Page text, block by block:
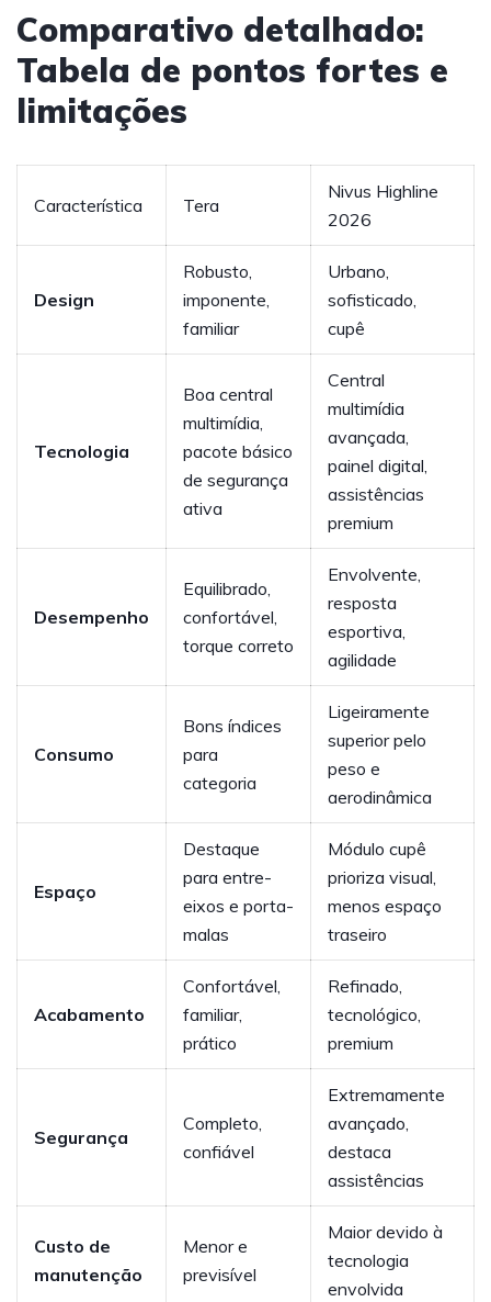
Comparativo detalhado:
Tabela de pontos fortes e
limitações
Característica Tera
Nivus Highline
2026
Design
Robusto,
imponente,
familiar
Urbano,
sofisticado,
cupê
Tecnologia
Boa central
multimídia,
pacote básico
de segurança
ativa
Central
multimídia
avançada,
painel digital,
assistências
premium
Desempenho
Equilibrado,
confortável,
torque correto
Envolvente,
resposta
esportiva,
agilidade
Consumo
Bons índices
para
categoria
Ligeiramente
superior pelo
peso e
aerodinâmica
Espaço
Destaque
para entre-
eixos e porta-
malas
Módulo cupê
prioriza visual,
menos espaço
traseiro
Acabamento
Confortável,
familiar,
prático
Refinado,
tecnológico,
premium
Segurança
Completo,
confiável
Extremamente
avançado,
destaca
assistências
Custo de
manutenção
Menor e
previsível
Maior devido à
tecnologia
envolvida